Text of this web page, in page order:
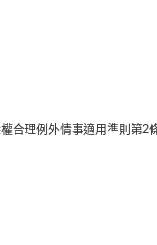
合理例外情事適用準則第